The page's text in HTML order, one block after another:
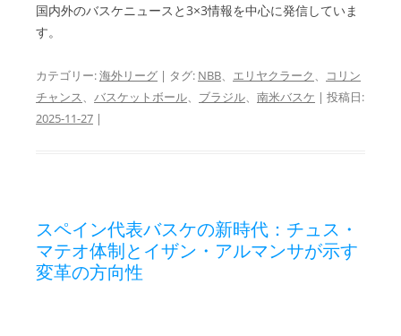
国内外のバスケニュースと3×3情報を中心に発信していま
す。
カテゴリー:海外リーグ | タグ: NBB、 エリヤクラーク、
コリン
チャンス、 バスケットボール、 ブラジル、 南米バスケ | 投稿日:
2025-11-27 |
スペイン代表バスケの新時代：チュス・
マテオ体制とイザン・アルマンサが示す
変革の方向性